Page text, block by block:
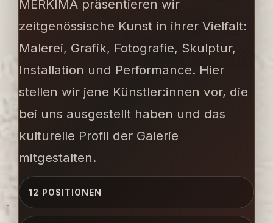
MERKIMA präsentieren wir
zeitgenössische Kunst in ihrer Vielfalt:
Malerei, Grafik, Fotografie, Skulptur,
Installation und Performance. Hier
stellen wir jene Künstler:innen vor, die
bei uns ausgestellt haben und das
kulturelle Profil der Galerie
mitgestalten.
12 POSITIONEN